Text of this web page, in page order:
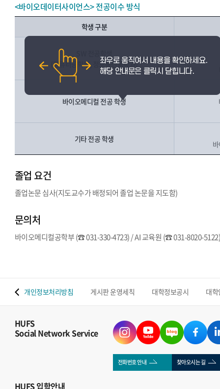
<바이오데이터사이언스> 전공이수 방식
학생 구분
(컴퓨터공학부, 정보통신공학과)
바이오메디컬 전공 학생
기타 전공 학생
졸업 요건
졸업논문 심사(지도교수가 배정되어 졸업 논문을 지도함)
문의처
바이오메디컬공학부 (☎ 031-330-4723) / AI 교육원 (☎ 031-8020-
개인정보처리방침 게시판 운영세칙 대학정보공시 대
HUFS
Social Network Service
전화번호 안내 찾아오시는 길
HUFS입학안내